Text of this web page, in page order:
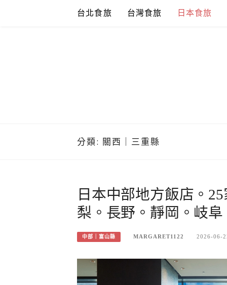
台北食旅 台灣食旅 日本食旅
分類: 關西｜三重縣
日本中部地方飯店。
梨。長野。靜岡。岐
中部｜富山縣 MARGARET1122 2026-06-